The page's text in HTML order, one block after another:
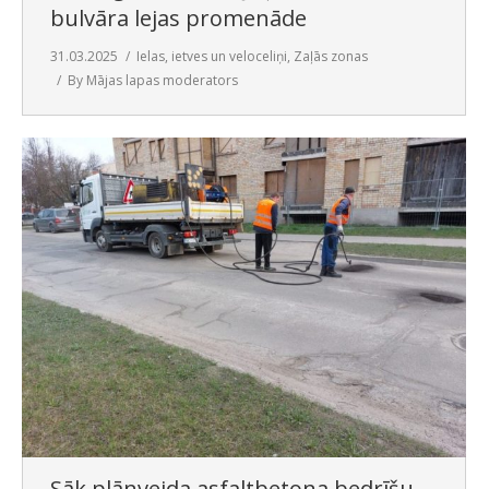
bulvāra lejas promenāde
31.03.2025 Ielas, ietves un veloceliņi, Zaļās zonas
By Mājas lapas moderators